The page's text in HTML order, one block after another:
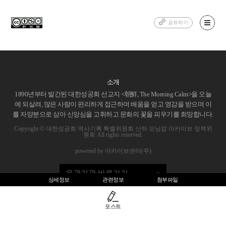
포스트
공유하기
상세정보 관련정보 첨부파일
소개
1890년부터 발간된 대한성공회 선교지 <朝鮮, The Morning Calm>을 오늘
에 되살려, 많은 사람이 편리하게 접근하여 배움을 얻고 영감을 받으며 이
를 자양분으로 삼아 신앙심을 고취하고 문화의 꽃을 피우기를 희망합니다.
Copyright © 대한성공회 역사기록 특별위원회 산하 모닝캄 아카이브 정책위
원회 All rights reserved.
powered by 아카이브센터(주)
유관기관 바로가기